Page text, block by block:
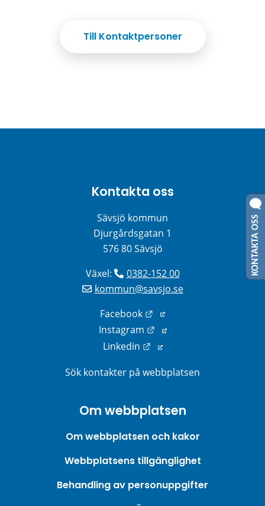
Till Kontaktpersoner
Kontakta oss
Sävsjö kommun
Djurgårdsgatan 1
576 80 Sävsjö
Växel:
0382-152 00
kommun@savsjo.se
Facebook
Länk till annan
Instagram
Länk till annan
Linkedin
Länk till annan webbplats.
Sök kontakter på webbplatsen
Om webbplatsen
Om webbplatsen och kakor
Webbplatsens tillgänglighet
Behandling av personuppgifter
KONTAKTA OSS